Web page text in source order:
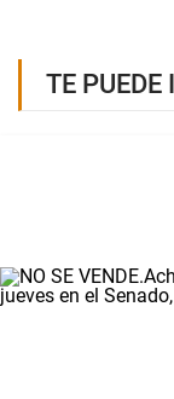
TE PUEDE